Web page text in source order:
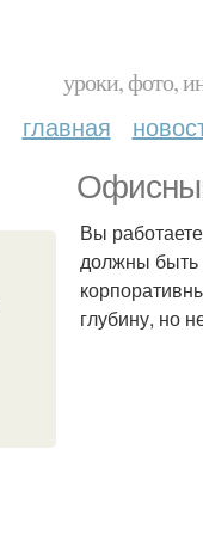
уроки, фото,
главная
Вы
должны быть
глубину, но